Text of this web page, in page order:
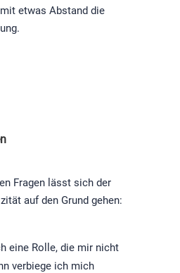
etwas Abstand die
Fragen lässt sich der
auf den Grund gehen:
eine Rolle, die mir nicht
verbiege ich mich